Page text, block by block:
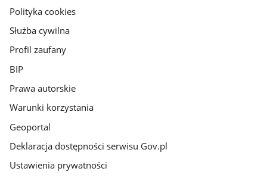
gov.pl
Polityka cookies
Służba cywilna
Profil zaufany
BIP
Prawa autorskie
Warunki korzystania
Geoportal
Deklaracja dostępności serwisu Gov.pl
Ustawienia prywatności